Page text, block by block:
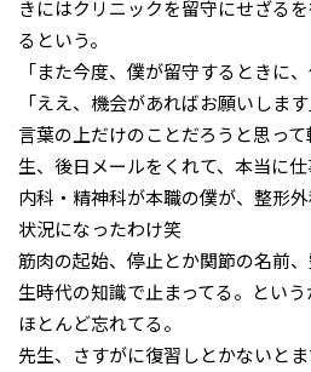
きにはクリニックを留守にせざる
るという。
「また今度、僕が留守するときに
「ええ、機会があればお願いします
言葉の上だけのことだろうと思っ
生、後日メールをくれて、本当に仕
内科・精神科が本職の僕が、整形
状況になったわけ笑
筋肉の起始、停止とか関節の名前
生時代の知識で止まってる。とい
ほとんど忘れてる。
先生、さすがに復習しとかないとま